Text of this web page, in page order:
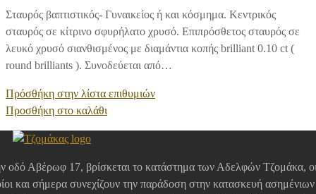
Σταυρός βαπτιστικός- Γυναικείος ή και κόσμημα. Κεντρικός
σταυρός σε κίτρινο σφυρήλατο χρυσό. Επιπρόσθετος σταυρός σε
λευκό χρυσό σιανθισμένος με διαμάντια κοπής brilliant 0.10 ct (
round brilliants ). Συνοδεύεται από…
Πρόσθήκη στην λίστα επιθυμιών
Προσθήκη στο καλάθι
οδό Αβέρωφ 17, βρίσκεται το κατάστημα των Αδελφών Τζομάκα,
και σήμερα συνεχίζουν την παράδοση στην κατασκευή ασημένιων